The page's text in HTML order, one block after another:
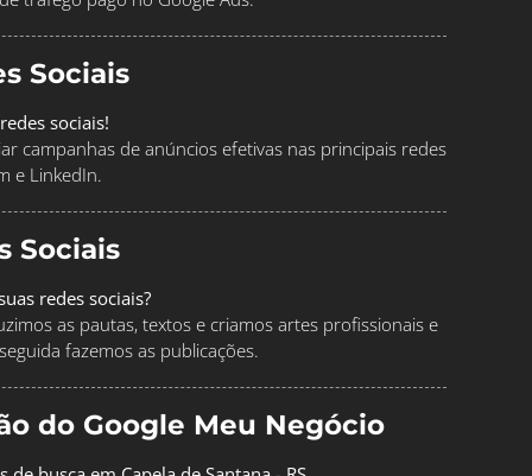
Sociais
sociais!
campanhas de anúncios efetivas nas principais redes
e LinkedIn.
Sociais
redes sociais?
as pautas, textos e criamos artes profissionais e
fazemos as publicações.
do Google Meu Negócio